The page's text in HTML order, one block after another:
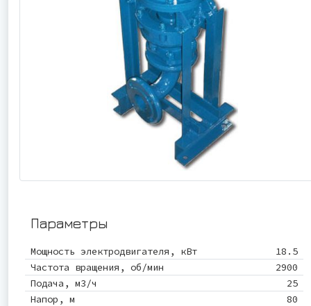
Параметры
Мощность электродвигателя, кВт
18.5
Частота вращения, об/мин
2900
Подача, м3/ч
25
Напор, м
80